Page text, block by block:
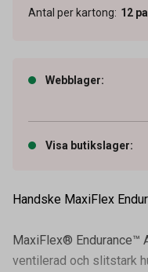
Antal per kartong: 12
Webblager:
Visa butikslager:
Handske MaxiFlex
MaxiFlex® Endurance™
ventilerad och slitstark